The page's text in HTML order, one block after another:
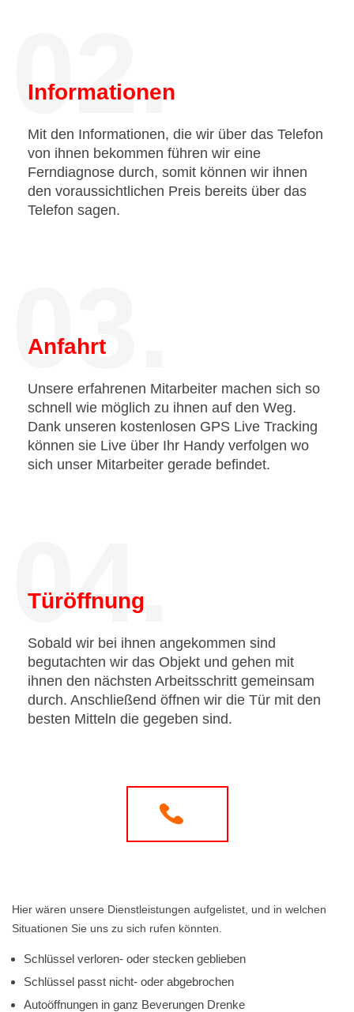
02.
Informationen
Mit den Informationen, die wir über das Telefon
von ihnen bekommen führen wir eine
Ferndiagnose durch, somit können wir ihnen
den voraussichtlichen Preis bereits über das
Telefon sagen.
03.
Anfahrt
Unsere erfahrenen Mitarbeiter machen sich so
schnell wie möglich zu ihnen auf den Weg.
Dank unseren kostenlosen GPS Live Tracking
können sie Live über Ihr Handy verfolgen wo
sich unser Mitarbeiter gerade befindet.
04.
Türöffnung
Sobald wir bei ihnen angekommen sind
begutachten wir das Objekt und gehen mit
ihnen den nächsten Arbeitsschritt gemeinsam
durch. Anschließend öffnen wir die Tür mit den
besten Mitteln die gegeben sind.
Hier wären unsere Dienstleistungen aufgelistet, und in welchen
Situationen Sie uns zu sich rufen könnten.
Schlüssel verloren- oder stecken geblieben
Schlüssel passt nicht- oder abgebrochen
Autoöffnungen in ganz Beverungen Drenke